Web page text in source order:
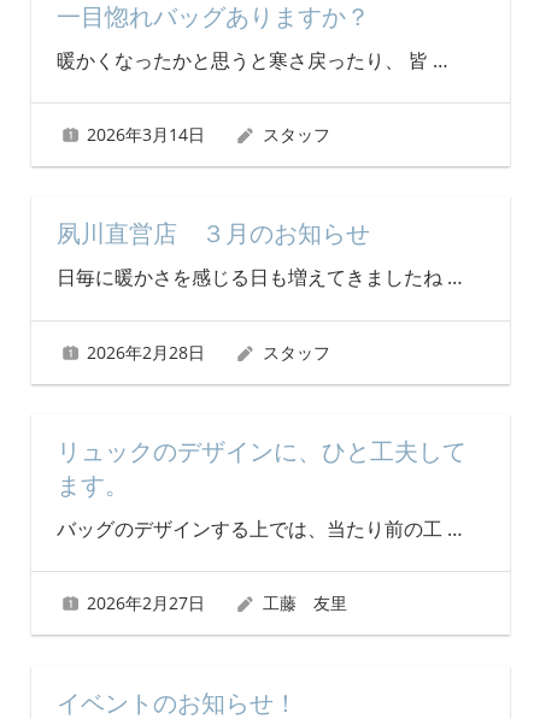
一目惚れバッグありますか？
暖かくなったかと思うと寒さ戻ったり、 皆 …
2026年3月14日 スタッフ
夙川直営店 ３月のお知らせ
日毎に暖かさを感じる日も増えてきましたね …
2026年2月28日 スタッフ
リュックのデザインに、ひと工夫して
ます。
バッグのデザインする上では、当たり前の工 …
2026年2月27日 工藤 友里
イベントのお知らせ！